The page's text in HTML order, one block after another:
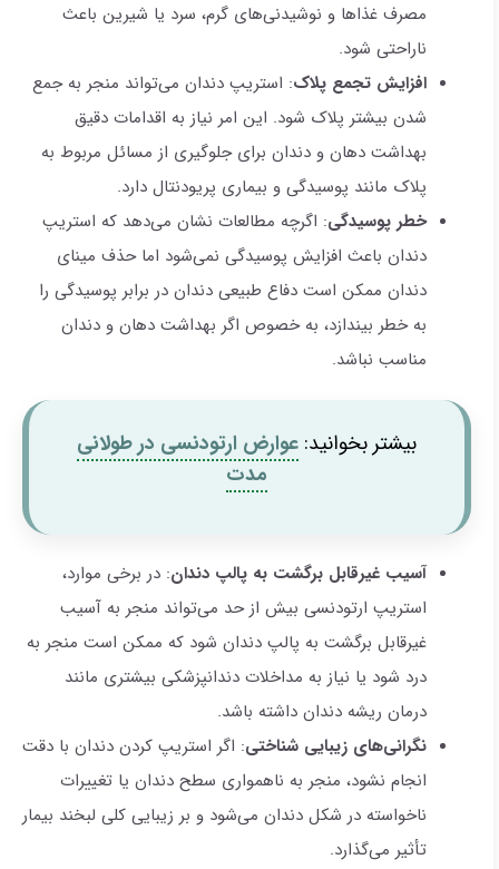
مصرف غذاها و نوشیدنی‌های گرم، سرد یا شیرین باعث
ناراحتی شود.
افزایش تجمع پلاک: استریپ دندان می‌تواند منجر به جمع
شدن بیشتر پلاک شود. این امر نیاز به اقدامات دقیق
بهداشت دهان و دندان برای جلوگیری از مسائل مربوط به
پلاک مانند پوسیدگی و بیماری پریودنتال دارد.
خطر پوسیدگی: اگرچه مطالعات نشان می‌دهد که استریپ
دندان باعث افزایش پوسیدگی نمی‌شود اما حذف مینای
دندان ممکن است دفاع طبیعی دندان در برابر پوسیدگی را
به خطر بیندازد، به خصوص اگر بهداشت دهان و دندان
مناسب نباشد.
بیشتر بخوانید: عوارض ارتودنسی در طولانی
مدت
آسیب غیرقابل برگشت به پالپ دندان: در برخی موارد،
استریپ ارتودنسی بیش از حد می‌تواند منجر به آسیب
غیرقابل برگشت به پالپ دندان شود که ممکن است منجر به
درد شود یا نیاز به مداخلات دندانپزشکی بیشتری مانند
درمان ریشه دندان داشته باشد.
نگرانی‌های زیبایی شناختی: اگر استریپ کردن دندان با دقت
انجام نشود، منجر به ناهمواری سطح دندان یا تغییرات
ناخواسته در شکل دندان می‌شود و بر زیبایی کلی لبخند بیمار
تأثیر می‌گذارد.